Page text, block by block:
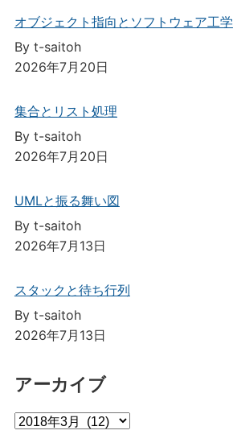
オブジェクト指向とソフトウェア工学
By t-saitoh
2026年7月20日
集合とリスト処理
By t-saitoh
2026年7月20日
UMLと振る舞い図
By t-saitoh
2026年7月13日
スタックと待ち行列
By t-saitoh
2026年7月13日
アーカイブ
ア